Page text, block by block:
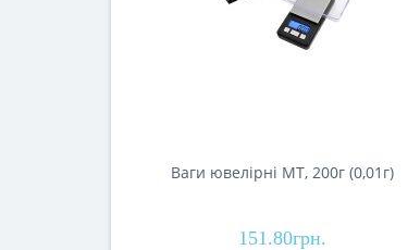
Ваги ювелірні MT, 200г (0,01г)
151.80грн.